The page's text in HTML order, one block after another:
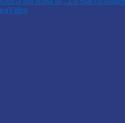
Video